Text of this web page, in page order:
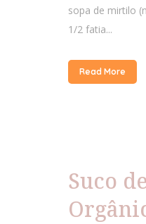
sopa de mirtilo
1/2 fatia...
Read More
Suco